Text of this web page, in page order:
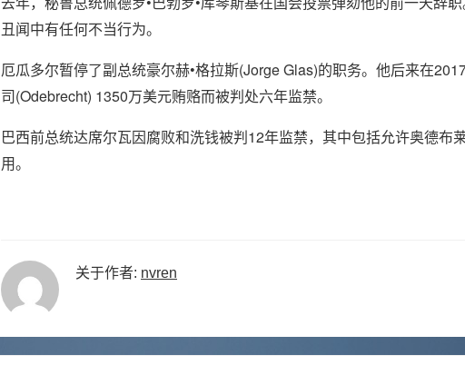
丑闻中有任何不当行为。
厄瓜多尔暂停了副总统豪尔赫•格拉斯(Jorge Glas)的职务。他后来在
司(Odebrecht) 1350万美元贿赂而被判处六年监禁。
巴西前总统达席尔瓦因腐败和洗钱被判12年监禁，其中包括允许奥德布
用。
关于作者: nvren